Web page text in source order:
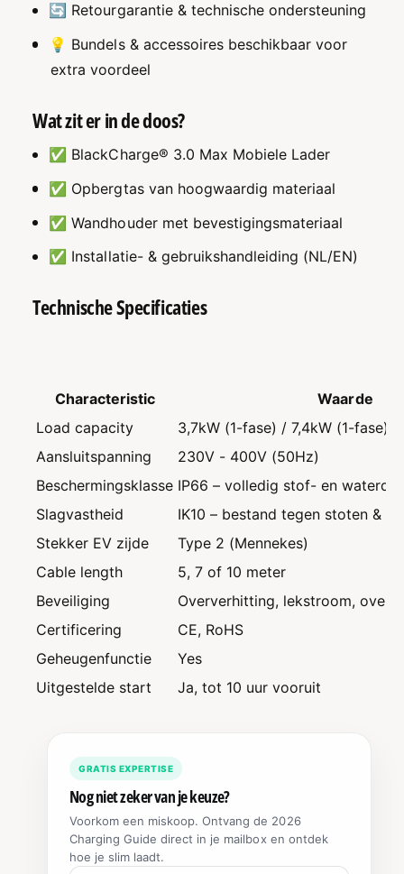
5
/
/
0
m
e
e
6
5
/
7
1
m
t
r
🔄 Retourgarantie & technische ondersteuning
💡 Bundels & accessoires beschikbaar voor
extra voordeel
Wat zit er in de doos?
✅ BlackCharge® 3.0 Max Mobiele Lader
✅ Opbergtas van hoogwaardig materiaal
✅ Wandhouder met bevestigingsmateriaal
✅ Installatie- & gebruikshandleiding (NL/EN)
Technische Specificaties
Characteristic
Waarde
Load capacity
3,7kW (1-fase) / 7,4kW (1-fase) /
Aansluitspanning
230V - 400V (50Hz)
Beschermingsklasse IP66 – volledig stof- en
Slagvastheid
IK10 – bestand tegen stoten &
Stekker EV zijde
Type 2 (Mennekes)
Cable length
5, 7 of 10 meter
Beveiliging
Oververhitting, lekstroom,
Certificering
CE, RoHS
Geheugenfunctie
Yes
Uitgestelde start
Ja, tot 10 uur vooruit
GRATIS EXPERTISE
Nog niet zeker van je keuze?
Voorkom een miskoop. Ontvang de 2026
Charging Guide direct in je mailbox en ontdek
hoe je slim laadt.